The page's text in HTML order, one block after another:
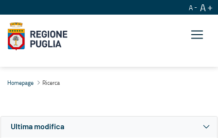
A A
Homepage Ricerca
Ultima modifica